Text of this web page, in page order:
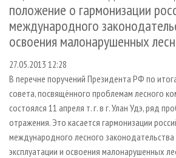
СУШКА ДРЕВЕСИНЫ
ПРОИЗВОДСТВО ДРЕВЕСНЫХ ПЛИТ
ПРОИЗВОДСТВО МЕБЕЛИ
БИОЭНЕРГЕТИКА
ИНСТРУМЕНТ И МАТЕРИАЛЫ
ПЕРСОНЫ
МОБИЛЬНЫЕ ВЫСТАВКИ
ПРИОРИТЕТНЫЕ ИНВЕСТПРОЕКТЫ
RUSSIAN FORESTRY REVIEW
ГАЗЕТА ЛЕСПРОМФОРУМ
БИБЛИОТЕКА СПЕЦИАЛИСТА
КОНТАКТЫ
РЕКЛАМА
РЕКЛАМА НА САЙТЕ
положение о гармонизации
международного
освоения малонарушенных
27.05.2013 12:28
В перечне поручений Президента РФ по
совета, посвящённого проблемам лесного
состоялся 11 апреля т. г. в г. Улан Удэ, ряд
отражения. Это касается гармонизации
международного лесного
эксплуатации и освоения малонарушенных